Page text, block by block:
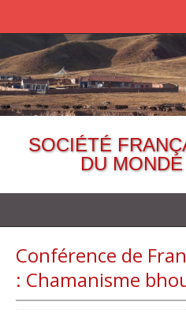
SOCIÉTÉ
DU
Conférence de
: Chamanisme